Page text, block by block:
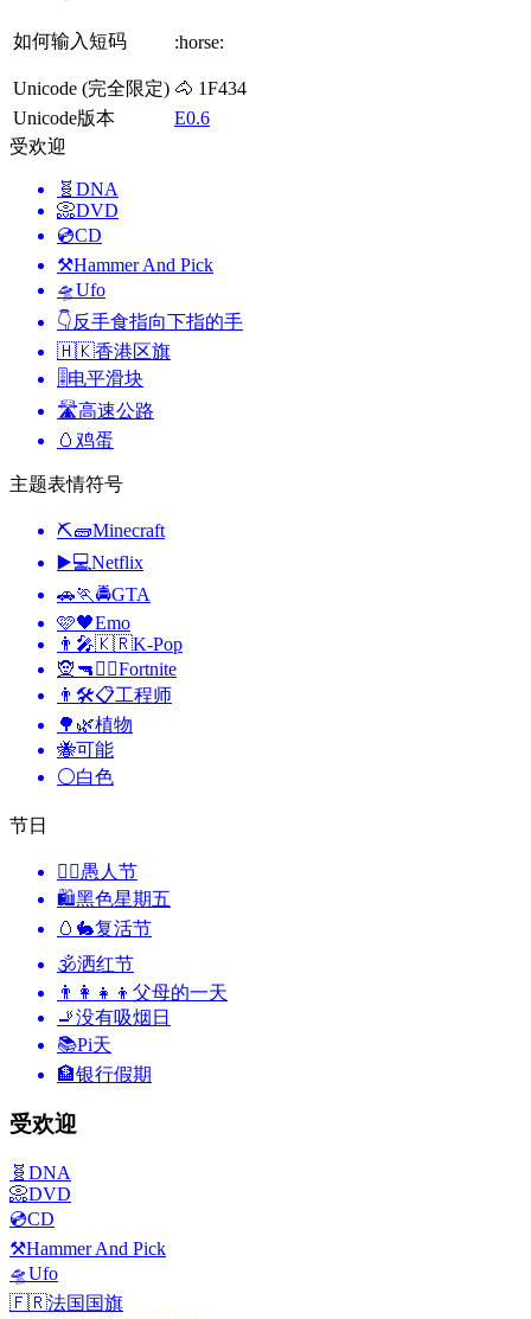
如何输入短码 :horse:
Unicode (完全限定) 🐴 1F434
Unicode版本
E0.6
受欢迎
🧬 DNA
📀DVD
💿CD
⚒️Hammer And Pick
🛸Ufo
👇反手食指向下指的手
🇭🇰香港区旗
🎚️电平滑块
🛣️高速公路
🥚 鸡蛋
主题表情符号
⛏🧱Minecraft
▶️💻Netflix
🚗🏃🚔GTA
🩷🖤Emo
👨‍🎤🇰🇷K-Pop
🧝🔫🦹‍♂️Fortnite
👨🛠📋工程师
🌳🌿植物
🐝可能
⚪白色
节日
🙆‍♂️愚人节
🛍黑色星期五
🥚🐇复活节
🕉洒红节
👨‍👩‍👧‍👦 父母的一天
🚬没有吸烟日
📚Pi天
🏦银行假期
受欢迎
🧬 DNA
📀DVD
💿CD
⚒️Hammer And Pick
🛸Ufo
🇫🇷法国国旗